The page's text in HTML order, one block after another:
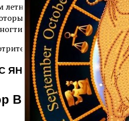
летнем маникюре, у нас есть
вы можете попробовать
в 2021 году.
по ссылке
ЯНДЕКС КАРТИНОК
В Морском Стиле